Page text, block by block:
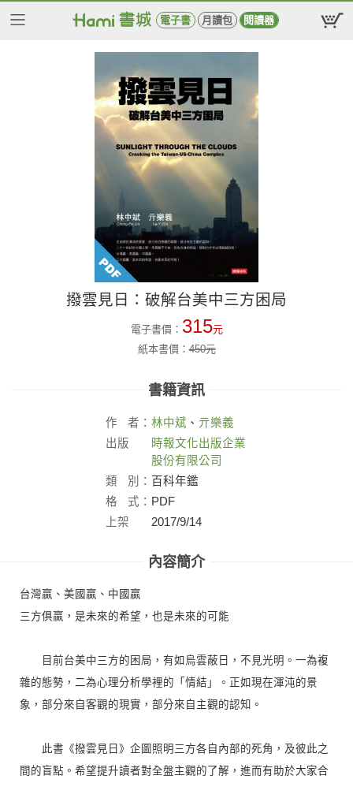
電子書 月讀包 閱讀器
撥雲見日：破解台美中三方困局
電子書價： 315元
紙本書價：450元
書籍資訊
作 者： 林中斌 、 亓樂義
出版
時報文化出版企業
股份有限公司
類
別： 百科年鑑
格
式： PDF
上架
2017/9/14
內容簡介
台灣贏、美國贏、中國贏
三方俱贏，是未來的希望，也是未來的可能
目前台美中三方的困局，有如烏雲蔽日，不見光明。一為複
雜的態勢，二為心理分析學裡的「情結」。正如現在渾沌的景
象，部分來自客觀的現實，部分來自主觀的認知。
此書《撥雲見日》企圖照明三方各自內部的死角，及彼此之
間的盲點。希望提升讀者對全盤主觀的了解，進而有助於大家合